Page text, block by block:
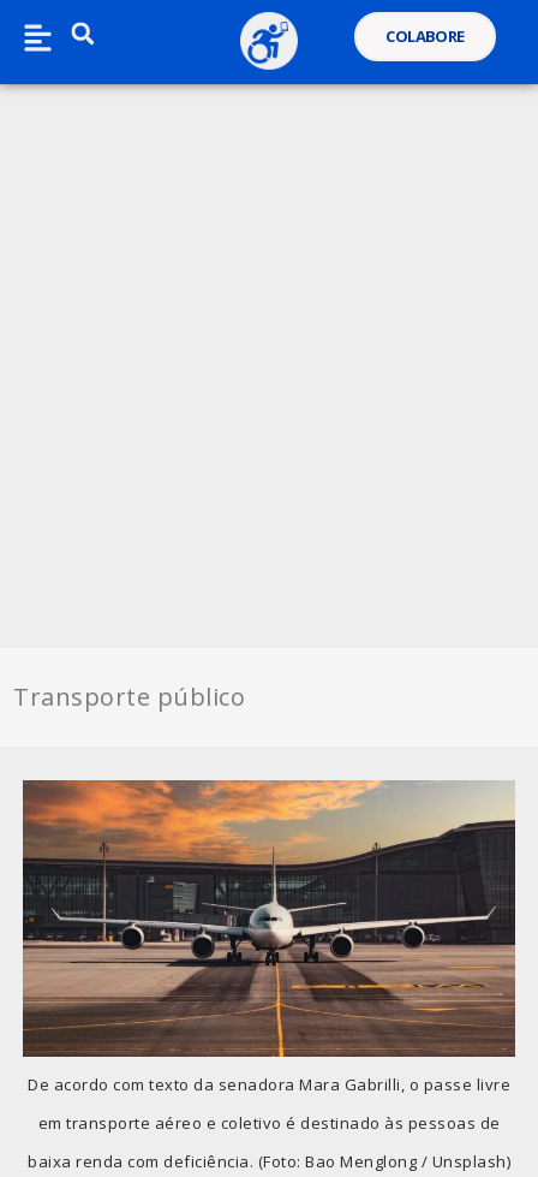
COLABORE
Transporte público
De acordo com texto da senadora Mara Gabrilli, o passe livre
em transporte aéreo e coletivo é destinado às pessoas de
baixa renda com deficiência. (Foto: Bao Menglong / Unsplash)